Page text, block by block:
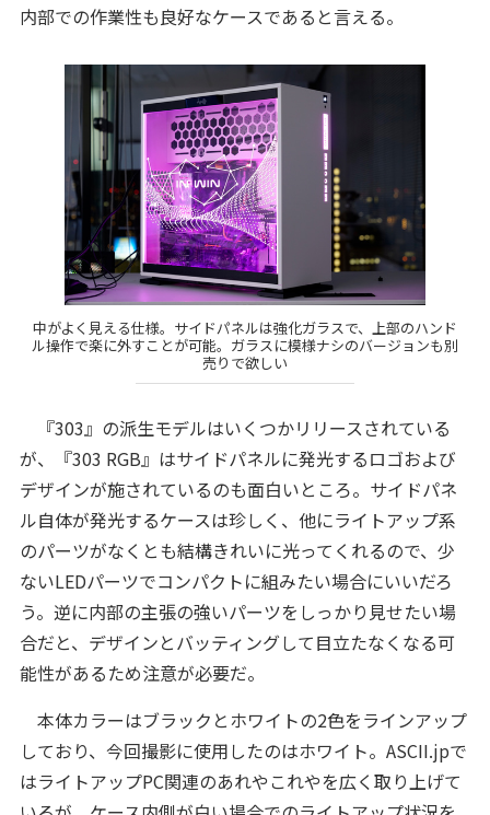
内部での作業性も良好なケースであると言える。
中がよく見える仕様。サイドパネルは強化ガラスで、上部のハンド
ル操作で楽に外すことが可能。ガラスに模様ナシのバージョンも別
売りで欲しい
『303』の派生モデルはいくつかリリースされている
が、『303 RGB』はサイドパネルに発光するロゴおよび
デザインが施されているのも面白いところ。サイドパネ
ル自体が発光するケースは珍しく、他にライトアップ系
のパーツがなくとも結構きれいに光ってくれるので、少
ないLEDパーツでコンパクトに組みたい場合にいいだろ
う。逆に内部の主張の強いパーツをしっかり見せたい場
合だと、デザインとバッティングして目立たなくなる可
能性があるため注意が必要だ。
本体カラーはブラックとホワイトの2色をラインアップ
しており、今回撮影に使用したのはホワイト。ASCII.jpで
はライトアップPC関連のあれやこれやを広く取り上げて